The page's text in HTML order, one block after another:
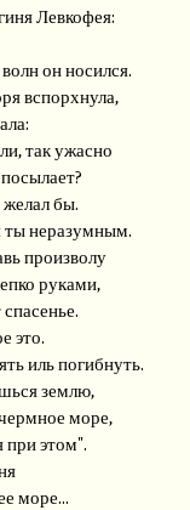
Левкофея:
он носился.
вспорхнула,
так ужасно
бы.
ты неразумным.
произволу
руками,
это.
иль погибнуть.
землю,
море,
при этом".
море...